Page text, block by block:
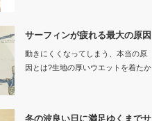
サーフィンが疲れる最大の原因
動きにくくなってしまう、本当の原
因とは?生地の厚いウエットを着たか
冬の波良い日に満足ゆくまでサ